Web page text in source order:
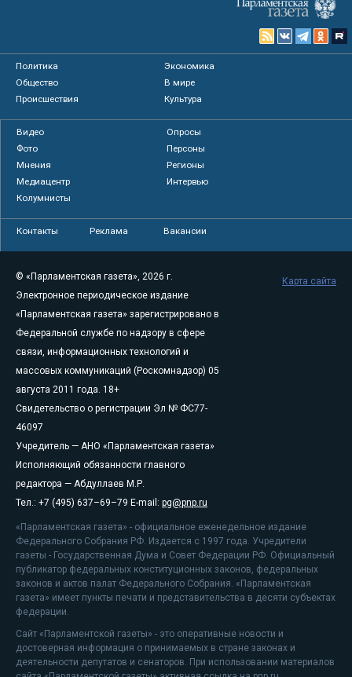
Политика
Экономика
Общество
В мире
Происшествия
Культура
Видео
Опросы
Фото
Персоны
Мнения
Регионы
Медиацентр
Интервью
Колумнисты
Контакты Реклама Вакансии
© «Парламентская газета», 2026 г.
Электронное периодическое издание
«Парламентская газета» зарегистрировано в
Федеральной службе по надзору в сфере
связи, информационных технологий и
массовых коммуникаций (Роскомнадзор) 05
августа 2011 года. 18+
Свидетельство о регистрации Эл № ФС77-
46097
Учредитель — АНО «Парламентская газета»
Исполняющий обязанности главного
редактора — Абдуллаев М.Р.
Тел.: +7 (495) 637–69–79 E-mail: pg@pnp.ru
«Парламентская газета» - официальное еженедельное издание
Федерального Собрания РФ. Издается с 1997 года. Учредители
газеты - Государственная Дума и Совет Федерации РФ. Официальный
публикатор федеральных конституционных законов, федеральных
законов и актов палат Федерального Собрания. «Парламентская
газета» имеет пункты печати и представительства в десяти субъектах
федерации.
Сайт «Парламентской газеты» - это оперативные новости и
достоверная информация о принимаемых в стране законах и
деятельности депутатов и сенаторов. При использовании материалов
Карта сайта